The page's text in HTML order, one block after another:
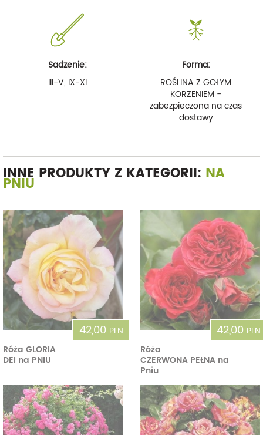
Sadzenie:
III-V, IX-XI
Forma:
ROŚLINA Z GOŁYM
KORZENIEM -
zabezpieczona na czas
dostawy
INNE PRODUKTY Z KATEGORII: NA
PNIU
42,00 PLN
Róża GLORIA
DEI na PNIU
42,00 PLN
Róża
CZERWONA PEŁNA na
Pniu